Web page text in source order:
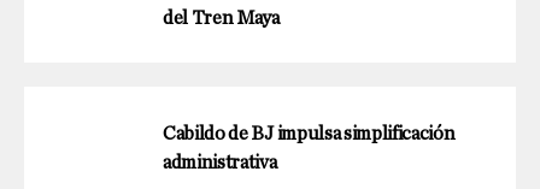
del Tren Maya
Cabildo de BJ impulsa simplificación
administrativa